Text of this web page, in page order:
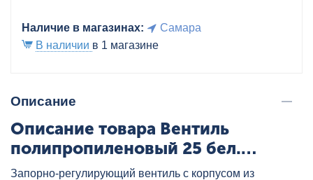
Наличие в магазинах:
Самара
В наличии в 1 магазине
Описание
Описание товара Вентиль
полипропиленовый 25 бел.
VALTEC, артикул: VTp.712.0.025
Запорно-регулирующий вентиль с корпусом из